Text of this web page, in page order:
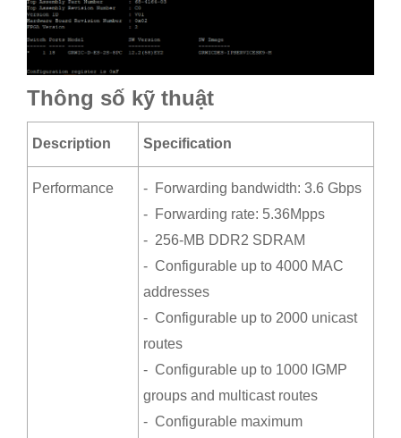
Thông số kỹ thuật
Description Specification
Performance
- Forwarding bandwidth: 3.6 Gbps
- Forwarding rate: 5.36Mpps
- 256-MB DDR2 SDRAM
- Configurable up to 4000 MAC
addresses
- Configurable up to 2000 unicast
routes
- Configurable up to 1000 IGMP
groups and multicast routes
- Configurable maximum